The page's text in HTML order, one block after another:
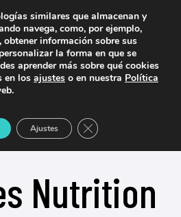
Nutrition
similares que almacenan y
navega, como, por ejemplo,
obtener información sobre sus
la forma en que se
aprender más sobre qué cookies
en los ajustes o en nuestra Política
Ajustes Cerrar el banner de